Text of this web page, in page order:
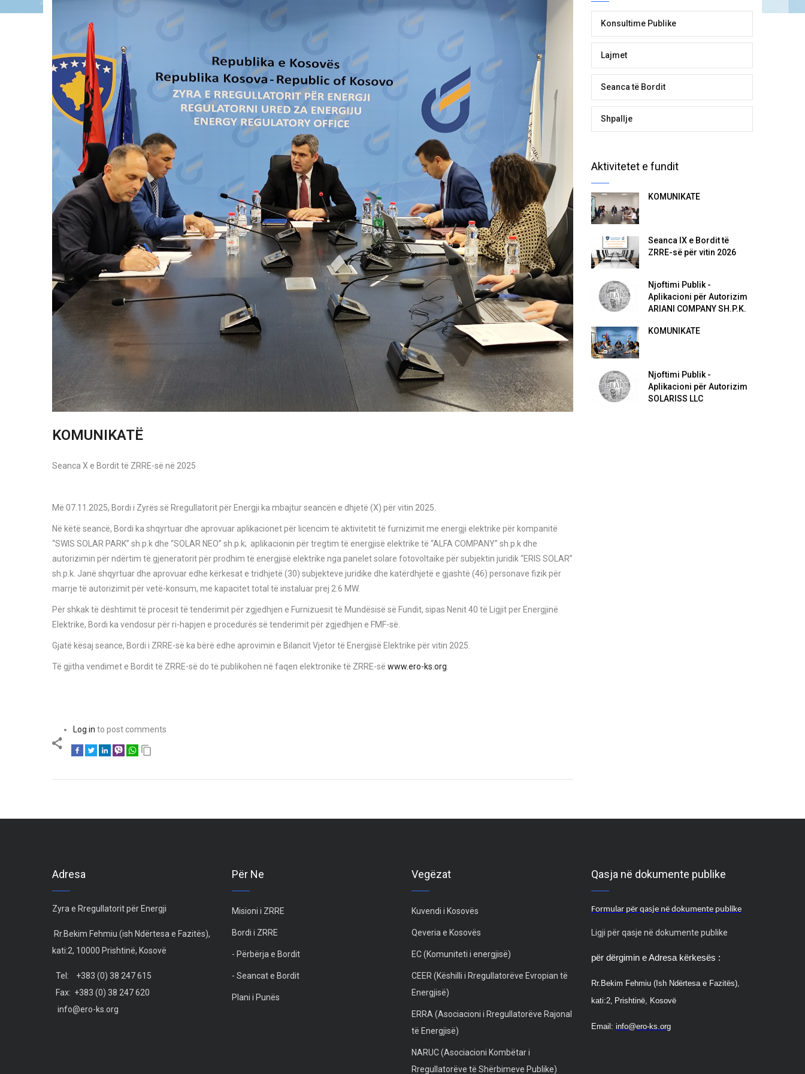
KOMUNIKATË
Seanca X e Bordit të ZRRE-së në 2025
Më 07.11.2025, Bordi i Zyrës së Rregullatorit për Energji ka mbajtur seancën e dhjetë (X) për vitin 2025.
Në këtë seancë, Bordi ka shqyrtuar dhe aprovuar aplikacionet për licencim të aktivitetit të furnizimit me energji elektrike për kompanitë
“SWIS SOLAR PARK” sh.p.k dhe “SOLAR NEO” sh.p.k; aplikacionin për tregtim të energjisë elektrike të “ALFA COMPANY” sh.p.k dhe
autorizimin për ndërtim të gjeneratorit për prodhim të energjisë elektrike nga panelet solare fotovoltaike për subjektin juridik “ERIS SOLAR”
sh.p.k. Janë shqyrtuar dhe aprovuar edhe kërkesat e tridhjetë (30) subjekteve juridike dhe katërdhjetë e gjashtë (46) personave fizik për
marrje të autorizimit për vetë-konsum, me kapacitet total të instaluar prej 2.6 MW.
Për shkak të dështimit të procesit të tenderimit për zgjedhjen e Furnizuesit të Mundësisë së Fundit, sipas Nenit 40 të Ligjit per Energjinë
Elektrike, Bordi ka vendosur për ri-hapjen e procedurës së tenderimit për zgjedhjen e FMF-së.
Gjatë kësaj seance, Bordi i ZRRE-së ka bërë edhe aprovimin e Bilancit Vjetor të Energjisë Elektrike për vitin 2025.
Të gjitha vendimet e Bordit të ZRRE-së do të publikohen në faqen elektronike të ZRRE-së www.ero-ks.org
Log in to post comments
Konsultime Publike
Lajmet
Seanca të Bordit
Shpallje
Aktivitetet e fundit
KOMUNIKATË
Seanca IX e Bordit të
ZRRE-së për vitin 2026
Njoftimi Publik -
Aplikacioni për Autorizim
ARIANI COMPANY SH.P.K.
KOMUNIKATË
Njoftimi Publik -
Aplikacioni për Autorizim
SOLARISS LLC
Adresa
Zyra e Rregullatorit për Energji
Rr.Bekim Fehmiu (ish Ndërtesa e Fazitës),
kati:2, 10000 Prishtinë, Kosovë
Tel: +383 (0) 38 247 615
Fax: +383 (0) 38 247 620
info@ero-ks.org
Për Ne
Misioni i ZRRE
Bordi i ZRRE
- Përbërja e Bordit
- Seancat e Bordit
Plani i Punës
Vegëzat
Kuvendi i Kosovës
Qeveria e Kosovës
EC (Komuniteti i energjisë)
CEER (Këshilli i Rregullatorëve Evropian të
Energjisë)
ERRA (Asociacioni i Rregullatorëve Rajonal
të Energjisë)
NARUC (Asociacioni Kombëtar i
Rregullatorëve të Shërbimeve Publike)
Qasja në dokumente publike
Formular për qasje në dokumente publike
Ligji për qasje në dokumente publike
për dërgimin e Adresa kërkesës :
Rr. Bekim Fehmiu (Ish Ndërtesa e Fazitës),
kati:2, Prishtinë, Kosovë
Email: info@ero-ks.org